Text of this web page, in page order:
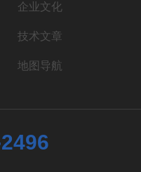
企业文化
技术文章
地图导航